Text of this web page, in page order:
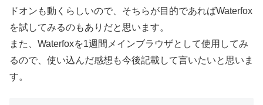
ドオンも動くらしいので、そちらが目的であればWaterfox
を試してみるのもありだと思います。
また、Waterfoxを1週間メインブラウザとして使用してみ
るので、使い込んだ感想も今後記載して言いたいと思いま
す。